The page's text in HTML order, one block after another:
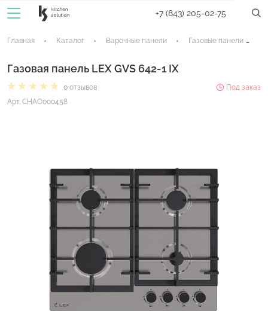
+7 (843) 205-02-75
Главная Каталог Варочные панели Газовые панели
Газовая панель LEX GVS 642-1 IX
0 отзывов
Под заказ
Арт. CHAO000458